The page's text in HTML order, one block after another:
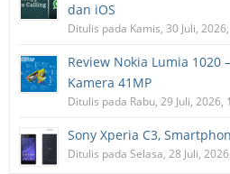
dan iOS
Ditulis pada Kamis, 30 Juli,
Review Nokia Lumia 1020
Kamera 41MP
Ditulis pada Rabu, 29 Juli, 2026,
Sony Xperia C3,
Ditulis pada Selasa, 28 Juli,